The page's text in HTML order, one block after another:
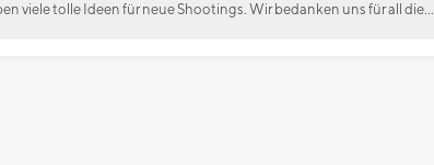
viele tolle Ideen für neue Shootings. Wir bedanken uns für all die...